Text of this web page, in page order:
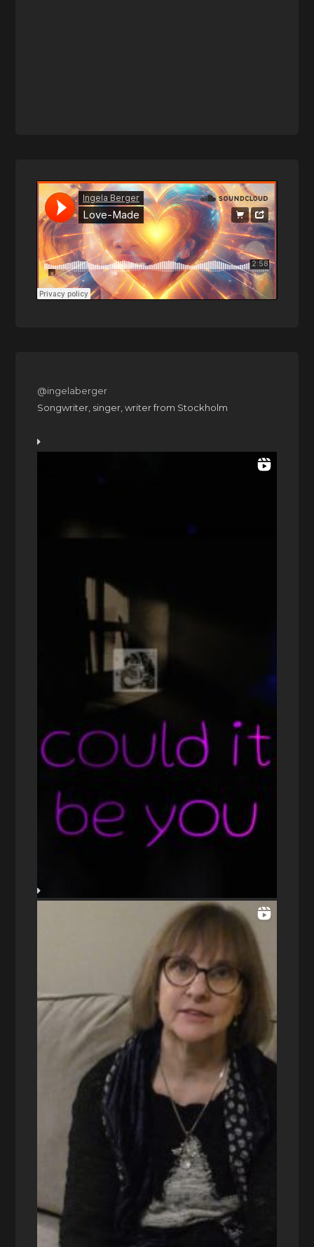
@ingelaberger
Songwriter, singer, writer from Stockholm